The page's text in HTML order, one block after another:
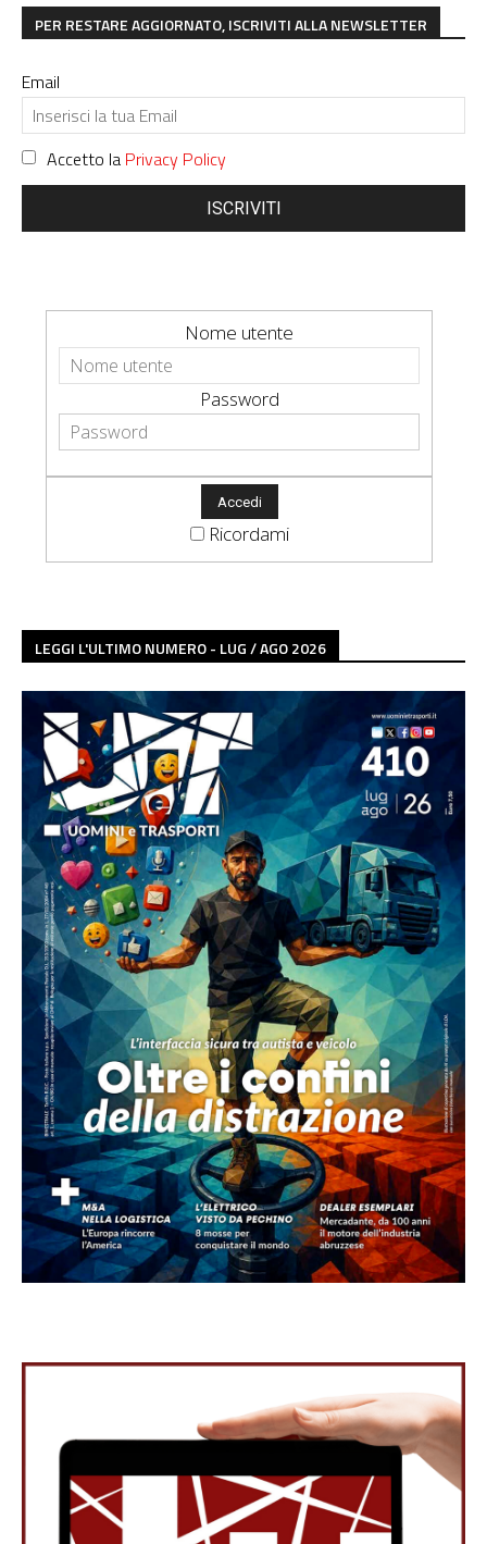
PER RESTARE AGGIORNATO, ISCRIVITI ALLA NEWSLETTER
Email
Accetto la Privacy Policy
ISCRIVITI
Nome utente
Password
Ricordami
LEGGI L'ULTIMO NUMERO - LUG / AGO 2026